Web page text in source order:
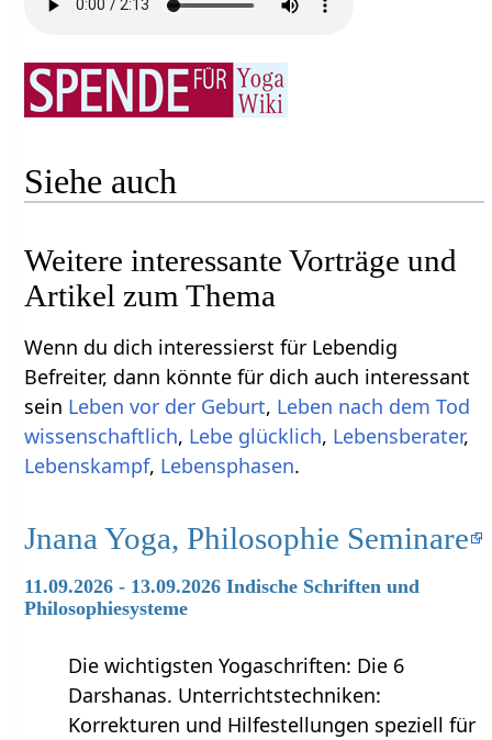
Siehe auch
Weitere interessante Vorträge und
Artikel zum Thema
Wenn du dich interessierst für Lebendig
Befreiter, dann könnte für dich auch interessant
sein Leben vor der Geburt, Leben nach dem Tod
wissenschaftlich, Lebe glücklich, Lebensberater,
Lebenskampf, Lebensphasen.
Jnana Yoga, Philosophie Seminare
11.09.2026 - 13.09.2026 Indische Schriften und
Philosophiesysteme
Die wichtigsten Yogaschriften: Die 6
Darshanas. Unterrichtstechniken:
Korrekturen und Hilfestellungen speziell für